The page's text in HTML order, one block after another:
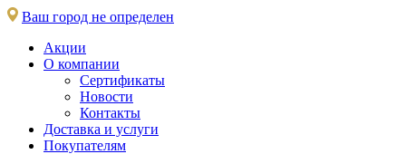
Ваш город не определен
Акции
О компании
Сертификаты
Новости
Контакты
Доставка и услуги
Покупателям